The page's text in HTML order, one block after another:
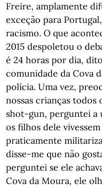
Freire, amplamente
exceção para
racismo. O que
2015 despoletou o
é 24 horas por dia,
comunidade da Cova
polícia. Uma vez,
nossas crianças todos
shot-gun, perguntei a
os filhos dele
praticamente
disse-me que não
perguntei se ele
Cova da Moura, ele